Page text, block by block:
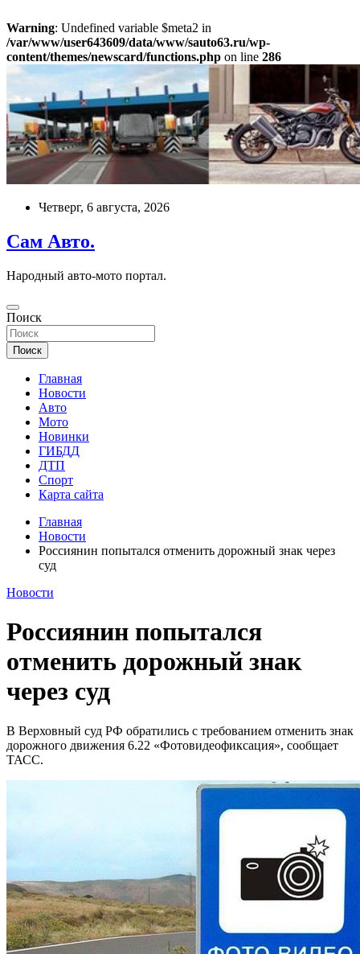
Warning: Undefined variable $meta2 in
/var/www/user643609/data/www/sauto63.ru/wp-
content/themes/newscard/functions.php on line 286
Перейти
содержимому
Четверг, 6 августа, 2026
Сам Авто.
Народный авто-мото портал.
Поиск
Поиск
Главная
Новости
Авто
Мото
Новинки
ГИБДД
ДТП
Спорт
Карта сайта
Главная
Новости
Россиянин попытался отменить дорожный знак через
суд
Новости
Россиянин попытался
отменить дорожный знак
через суд
В Верховный суд РФ обратились с требованием отменить знак
дорожного движения 6.22 «Фотовидеофиксация», сообщает
ТАСС.